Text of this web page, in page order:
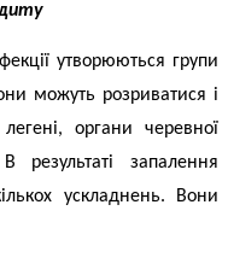
утворюються групи
можуть розриватися і
органи черевної
запалення
ускладнень. Вони